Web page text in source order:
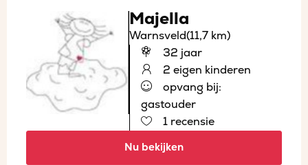
Majella
Warnsveld(11,7 km)
32 jaar
2 eigen kinderen
opvang bij:
gastouder
1 recensie
Nu bekijken